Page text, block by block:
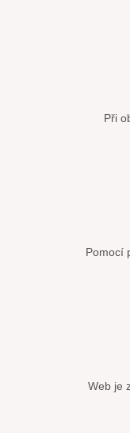
Při
Pomocí
Web je